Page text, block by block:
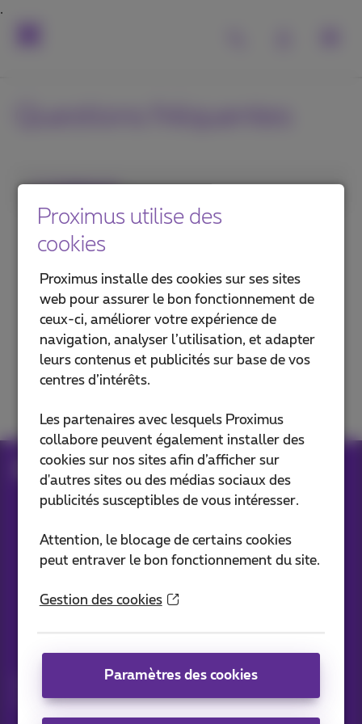
1. Catégorie
GSM et carte SIM
Voicemail et gestion des appels
Centraux téléphoniques et téléphones
Proximus utilise des
cookies
Proximus installe des cookies sur ses sites
web pour assurer le bon fonctionnement de
ceux-ci, améliorer votre expérience de
navigation, analyser l’utilisation, et adapter
leurs contenus et publicités sur base de vos
centres d’intérêts.
Les partenaires avec lesquels Proximus
collabore peuvent également installer des
cookies sur nos sites afin d’afficher sur
d'autres sites ou des médias sociaux des
publicités susceptibles de vous intéresser.
Attention, le blocage de certains cookies
peut entraver le bon fonctionnement du site.
Gestion des cookies
Paramètres des cookies
Nos applications
Vos actus par e-mail
moment